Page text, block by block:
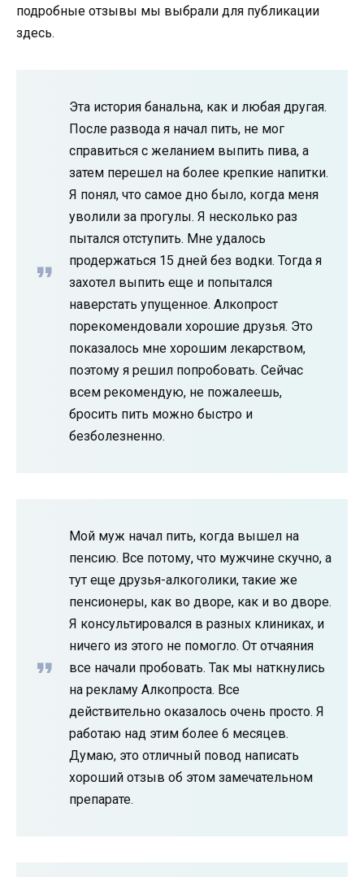
подробные отзывы мы выбрали для публикации
здесь.
Эта история банальна, как и любая другая.
После развода я начал пить, не мог
справиться с желанием выпить пива, а
затем перешел на более крепкие напитки.
Я понял, что самое дно было, когда меня
уволили за прогулы. Я несколько раз
пытался отступить. Мне удалось
продержаться 15 дней без водки. Тогда я
захотел выпить еще и попытался
наверстать упущенное. Алкопрост
порекомендовали хорошие друзья. Это
показалось мне хорошим лекарством,
поэтому я решил попробовать. Сейчас
всем рекомендую, не пожалеешь,
бросить пить можно быстро и
безболезненно.
Мой муж начал пить, когда вышел на
пенсию. Все потому, что мужчине скучно, а
тут еще друзья-алкоголики, такие же
пенсионеры, как во дворе, как и во дворе.
Я консультировался в разных клиниках, и
ничего из этого не помогло. От отчаяния
все начали пробовать. Так мы наткнулись
на рекламу Алкопроста. Все
действительно оказалось очень просто. Я
работаю над этим более 6 месяцев.
Думаю, это отличный повод написать
хороший отзыв об этом замечательном
препарате.